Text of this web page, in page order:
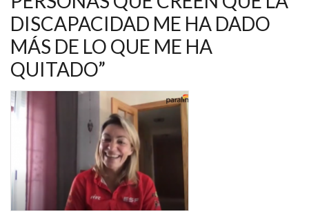
ÚLTIMA
BOCANADA
DE
AIRE
QUE
QUEDE
PARA
CLASIFICARME”
DISCAPACIDAD ME HA DADO
MÁS DE LO QUE ME HA
QUITADO”